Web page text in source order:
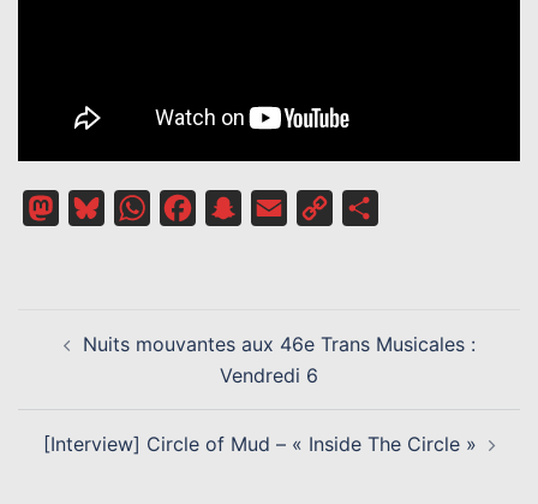
MastodonBlueskyWhatsAppFacebookSnapchat
Email
Copy
D’ARTICLE
Nuits mouvantes aux 46e Trans Musicales :
Vendredi 6
[Interview] Circle of Mud – « Inside The Circle »